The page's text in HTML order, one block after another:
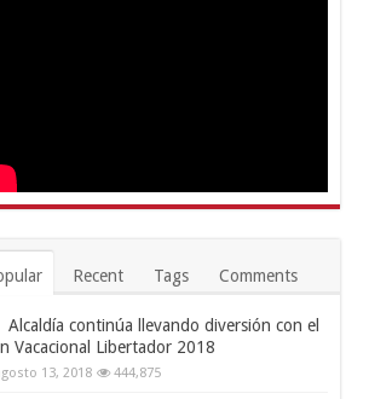
Recent Tags Comments
Alcaldía continúa llevando diversión con el
Vacacional Libertador 2018
13, 2018 444,875